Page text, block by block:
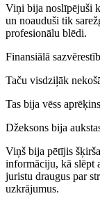
Viņi bija noslīpējuši
un noauduši tik
profesionālu blēdi.
Finansiālā
Taču visdziļāk
Tas bija vēss
Džeksons bija
Viņš bija pētījis
informāciju, kā slēpt
juristu draugus par
uzkrājumus.